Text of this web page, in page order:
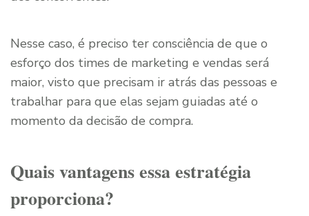
Nesse caso, é preciso ter consciência de que o
esforço dos times de marketing e vendas será
maior, visto que precisam ir atrás das pessoas e
trabalhar para que elas sejam guiadas até o
momento da decisão de compra.
Quais vantagens essa estratégia
proporciona?